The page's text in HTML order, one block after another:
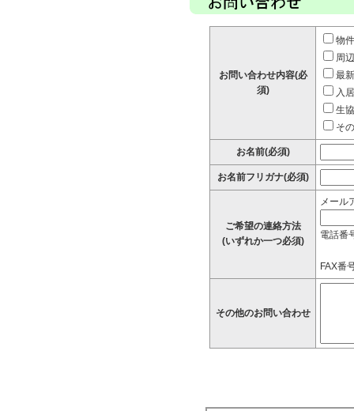
お問い合わせ内容(必
須)
物
周
最
入
生
そ
お名前(必須)
お名前フリガナ(必須)
ご希望の連絡方法
(いずれか一つ必須)
メール
電話番
FAX番
その他のお問い合わせ